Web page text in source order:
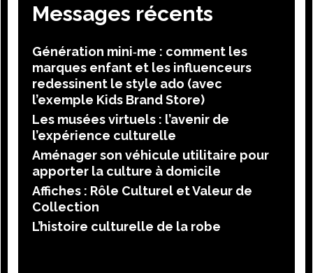
Messages récents
Génération mini‑me : comment les
marques enfant et les influenceurs
redessinent le style ado (avec
l’exemple Kids Brand Store)
Les musées virtuels : l’avenir de
l’expérience culturelle
Aménager son véhicule utilitaire pour
apporter la culture à domicile
Affiches : Rôle Culturel et Valeur de
Collection
L’histoire culturelle de la robe